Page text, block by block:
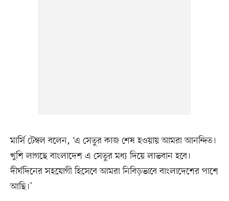
মার্সি টেম্বল বলেন, ‘এ সেতুর কাজ শেষ হওয়ায় আমরা আনন্দিত।
খুশি লাগছে বাংলাদেশ এ সেতুর মধ্য দিয়ে লাভবান হবে।
দীর্ঘদিনের সহযোগী হিসেবে আমরা নিবিড়ভাবে বাংলাদেশের পাশে
আছি।’